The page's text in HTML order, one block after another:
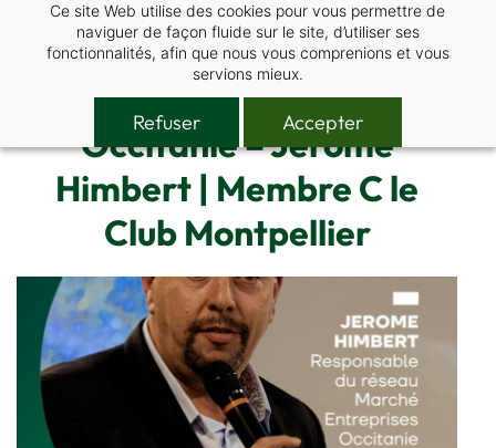
Ce site Web utilise des cookies pour vous permettre de
naviguer de façon fluide sur le site, d’utiliser ses
fonctionnalités, afin que nous vous comprenions et vous
servions mieux.
Refuser Accepter
Harmonie Mutuelle
Occitanie – Jérôme
Himbert | Membre C le
Club Montpellier